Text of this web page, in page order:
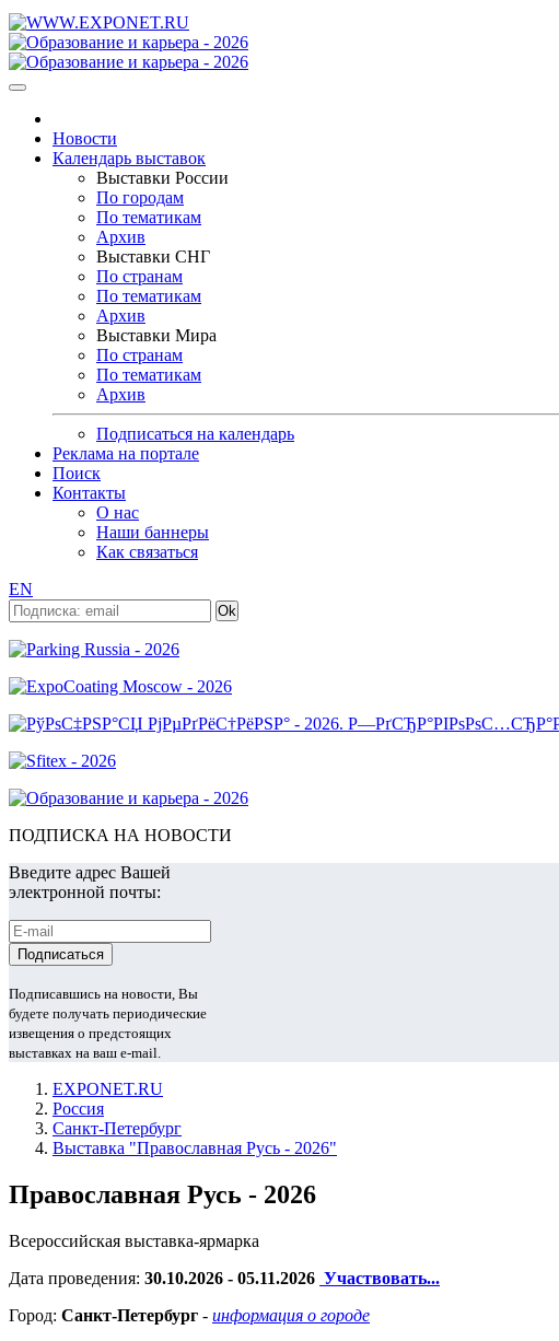
Новости
Календарь выставок
Выставки России
По городам
По тематикам
Архив
Выставки СНГ
По странам
По тематикам
Архив
Выставки Мира
По странам
По тематикам
Архив
Подписаться на календарь
Реклама на портале
Поиск
Контакты
О нас
Наши баннеры
Как связаться
EN
ПОДПИСКА НА НОВОСТИ
Введите адрес Вашей
электронной почты:
Подписавшись на новости, Вы
будете получать периодические
извещения о предстоящих
выставках на ваш e-mail.
EXPONET.RU
Россия
Санкт-Петербург
Выставка "Православная Русь - 2026"
Православная Русь - 2026
Всероссийская выставка-ярмарка
Дата проведения: 30.10.2026 - 05.11.2026 Участвовать...
Город: Санкт-Петербург - информация о городе